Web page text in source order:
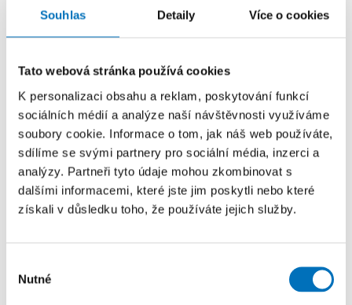
Souhlas Detaily Více o cookies
Tato webová stránka používá cookies
K personalizaci obsahu a reklam, poskytování funkcí
sociálních médií a analýze naší návštěvnosti využíváme
soubory cookie. Informace o tom, jak náš web používáte,
sdílíme se svými partnery pro sociální média, inzerci a
analýzy. Partneři tyto údaje mohou zkombinovat s
dalšími informacemi, které jste jim poskytli nebo které
získali v důsledku toho, že používáte jejich služby.
souhlasu
Nutné
Tento projekt získal finanční prostředky z výzkumného
a inovačního programu Evropské unie Horizont Europe na